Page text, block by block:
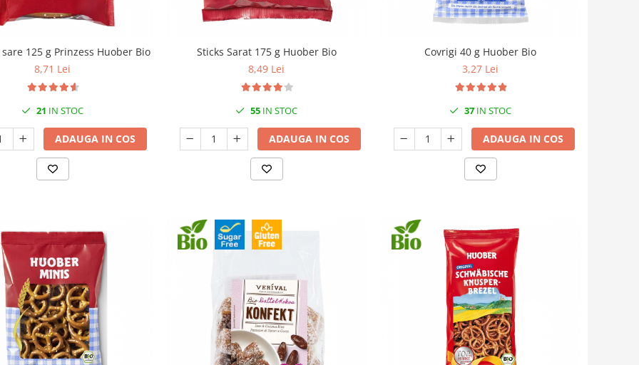
125 g Prinzess Huober Bio
8,71 Lei
21 IN STOC
ADAUGA IN COS
Sticks Sarat 175 g Huober Bio
8,49 Lei
55 IN STOC
ADAUGA IN COS
Covrigi 40 g Huober Bio
3,27 Lei
37 IN STOC
ADAUGA IN COS